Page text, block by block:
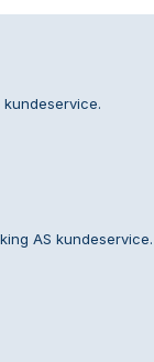
AS kundeservice.